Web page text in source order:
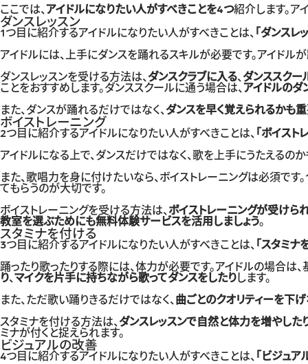
ここでは、 アイドルになりたい人がすべきことを4つ紹介します。ア
ダンスレッスン
1つ目に紹介するアイドルになりたい人がすべきことは、 「ダンスレ
アイドルには、上手にダンスを踊れるスキルが必要です。アイドル
ダンスレッスンを受ける方法は、 ダンスクラブに入る、 ダンススクー
ことをおすすめします。ダンススクールに通う場合は、 アイドルのダ
また、ダンスが踊れるだけではなく、 ダンスを早く覚えられるかも
ボイストレーニング
2つ目に紹介するアイドルになりたい人がすべきことは、 「ボイスト
アイドルになる上で、ダンスだけではなく、歌を上手にうたえるの
また、歌唱力を身に付けたいなら、ボイストレーニングは必須です
てもらうのが大切です。
ボイストレーニングを受ける方法は、 ボイストレーニングが受けら
教室を選ぶためにも無料体験サービスを活用しましょう。
スタミナを付ける
3つ目に紹介するアイドルになりたい人がすべきことは、 「スタミナ
踊ったり歌ったりする際には、体力が必要です。アイドルの場合は
り、 マイクを片手に持ちながら歌ってダンスをしたりします。
また、ただ歌い踊りきるだけではなく、 曲ごとのクオリティーを下
スタミナを付ける方法は、 ダンスレッスンで自然と体力を増やした
ミナが付くと捉えられます。
ビジュアルの改善
4つ目に紹介するアイドルになりたい人がすべきことは、 「ビジュア